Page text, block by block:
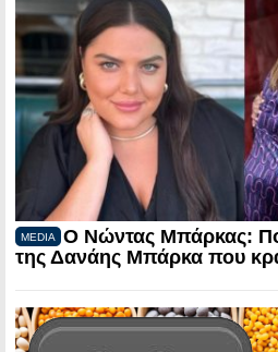
MEDIA
Ο Νώντας Μπάρκας:
της Δανάης Μπάρκα που